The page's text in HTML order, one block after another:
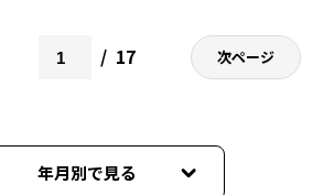
17 次ページ
年月別で見る